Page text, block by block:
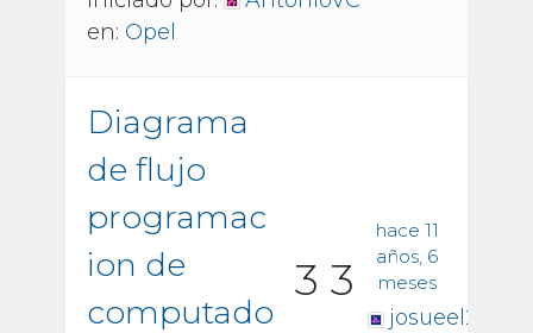
en: Opel
Diagrama
de flujo
programac
ion de
computado
3 3
hace 11
años, 6
meses
josueel2014